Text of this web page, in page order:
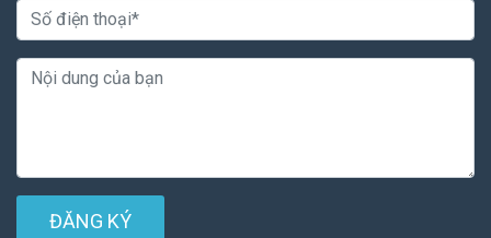
ĐĂNG KÝ